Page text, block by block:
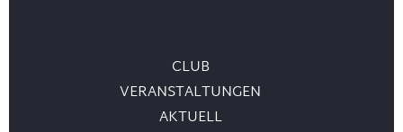
CLUB
VERANSTALTUNGEN
AKTUELL